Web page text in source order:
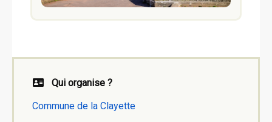
Qui organise ?
Commune de la Clayette